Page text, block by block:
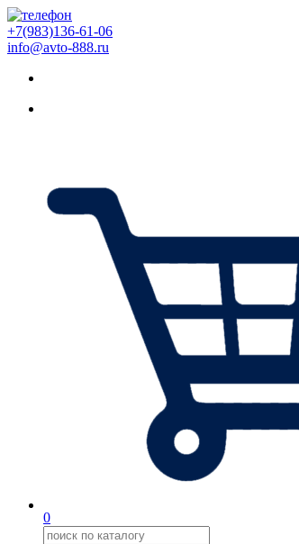
+7(983)136-61-06
info@avto-888.ru
0